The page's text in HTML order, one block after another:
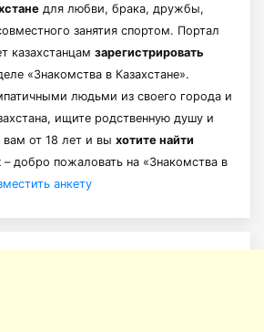
для любви, брака, дружбы,
занятия спортом. Портал
казахстанцам зарегистрировать
«Знакомства в Казахстане».
людьми из своего города и
ищите родственную душу и
от 18 лет и вы хотите найти
– добро пожаловать на «Знакомства в
анкету